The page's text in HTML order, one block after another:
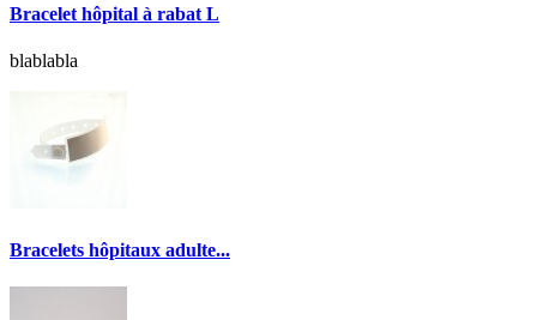
Bracelet hôpital à rabat L
blablabla
Bracelets hôpitaux adulte...